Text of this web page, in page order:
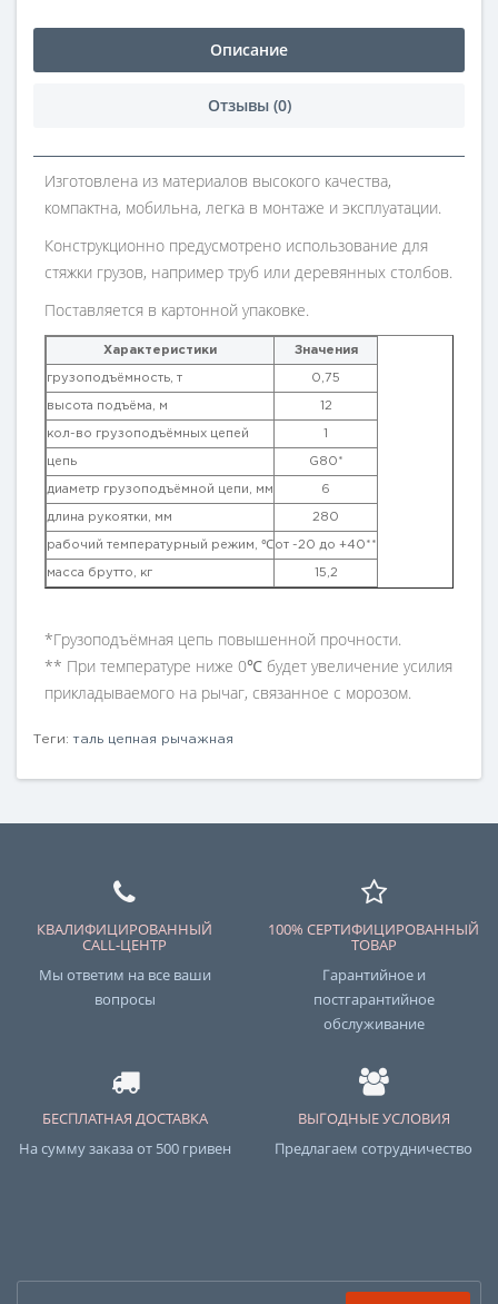
Описание
Отзывы (0)
Изготовлена из материалов высокого качества,
компактна, мобильна, легка в монтаже и эксплуатации.
Конструкционно предусмотрено использование для
стяжки грузов, например труб или деревянных столбов.
Поставляется в картонной упаковке.
Характеристики Значения
грузоподъёмность, т 0,75
высота подъёма, м 12
кол-во грузоподъёмных цепей 1
цепь G80*
диаметр грузоподъёмной цепи, мм 6
длина рукоятки, мм 280
рабочий температурный режим, ℃ от -20 до +40**
масса брутто, кг 15,2
*Грузоподъёмная цепь повышенной прочности.
** При температуре ниже 0℃ будет увеличение усилия
прикладываемого на рычаг, связанное с морозом.
Теги:таль цепная рычажная
КВАЛИФИЦИРОВАННЫЙ
CALL-ЦЕНТР
Мы ответим на все ваши
вопросы
100% СЕРТИФИЦИРОВАННЫЙ
ТОВАР
Гарантийное и
постгарантийное
обслуживание
БЕСПЛАТНАЯ ДОСТАВКА
На сумму заказа от 500 гривен
ВЫГОДНЫЕ УСЛОВИЯ
Предлагаем сотрудничество